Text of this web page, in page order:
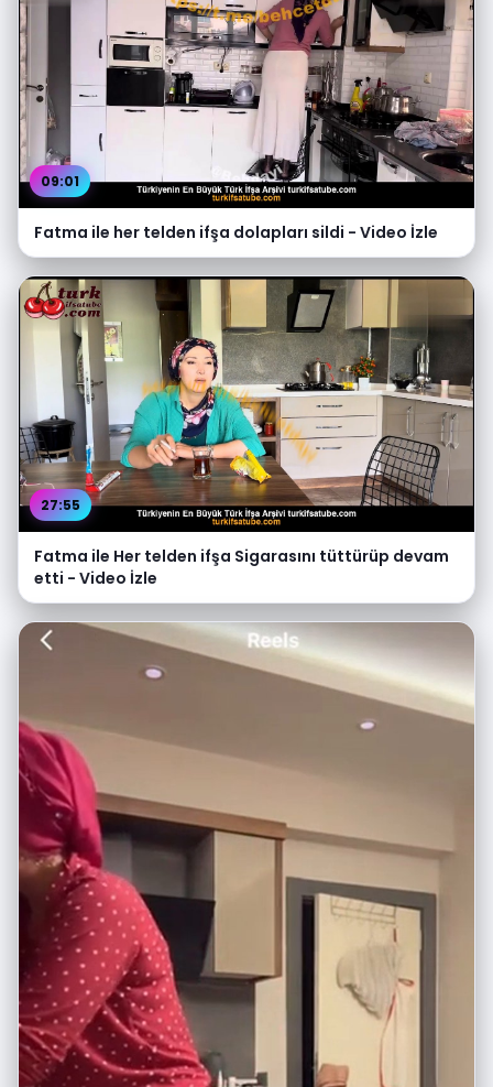
09:01
Fatma ile her telden ifşa dolapları sildi - Video İzle
27:55
Fatma ile Her telden ifşa Sigarasını tüttürüp devam
etti - Video İzle